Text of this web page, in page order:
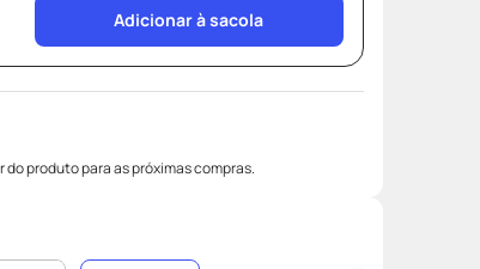
Adicionar à sacola
produto para as próximas compras.